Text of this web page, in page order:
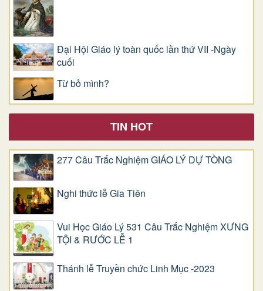
Đại Hội Giáo lý toàn quốc lần thứ VII -Ngày
cuối
Từ bỏ mình?
TIN HOT
277 Câu Trắc Nghiệm GIÁO LÝ DỰ TÒNG
Nghi thức lễ Gia Tiên
Vui Học Giáo Lý 531 Câu Trắc Nghiệm XƯNG
TỘI & RƯỚC LỄ 1
Thánh lễ Truyền chức Linh Mục -2023